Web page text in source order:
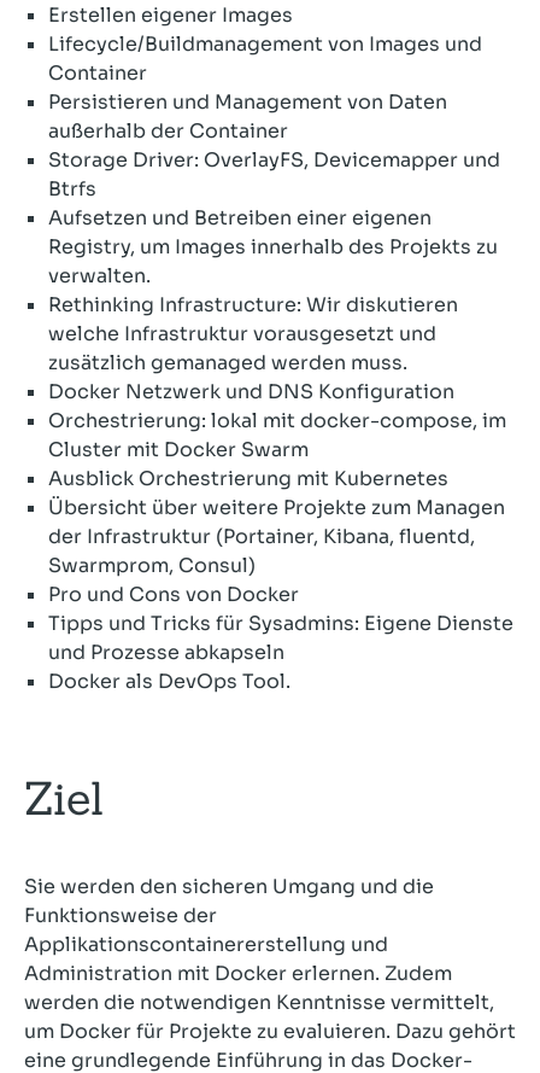
Erstellen eigener Images
Lifecycle/Buildmanagement von Images und
Container
Persistieren und Management von Daten
außerhalb der Container
Storage Driver: OverlayFS, Devicemapper und
Btrfs
Aufsetzen und Betreiben einer eigenen
Registry, um Images innerhalb des Projekts zu
verwalten.
Rethinking Infrastructure: Wir diskutieren
welche Infrastruktur vorausgesetzt und
zusätzlich gemanaged werden muss.
Docker Netzwerk und DNS Konfiguration
Orchestrierung: lokal mit docker-compose, im
Cluster mit Docker Swarm
Ausblick Orchestrierung mit Kubernetes
Übersicht über weitere Projekte zum Managen
der Infrastruktur (Portainer, Kibana, fluentd,
Swarmprom, Consul)
Pro und Cons von Docker
Tipps und Tricks für Sysadmins: Eigene Dienste
und Prozesse abkapseln
Docker als DevOps Tool.
Ziel
Sie werden den sicheren Umgang und die
Funktionsweise der
Applikationscontainererstellung und
Administration mit Docker erlernen. Zudem
werden die notwendigen Kenntnisse vermittelt,
um Docker für Projekte zu evaluieren. Dazu gehört
eine grundlegende Einführung in das Docker-